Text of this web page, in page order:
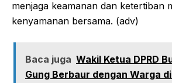
menjaga keamanan dan ketertiban
kenyamanan bersama. (adv)
Baca juga Wakil Ketua DPRD
Gung Berbaur dengan Warga